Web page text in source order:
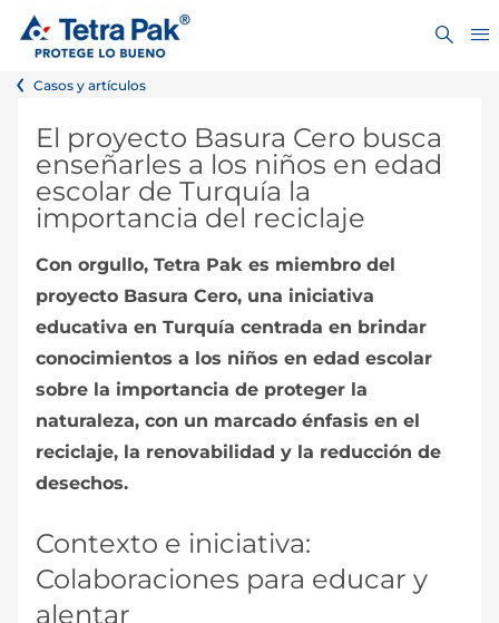
Casos y artículos
El proyecto Basura Cero busca
enseñarles a los niños en edad
escolar de Turquía la
importancia del reciclaje
Con orgullo, Tetra Pak es miembro del
proyecto Basura Cero, una iniciativa
educativa en Turquía centrada en brindar
conocimientos a los niños en edad escolar
sobre la importancia de proteger la
naturaleza, con un marcado énfasis en el
reciclaje, la renovabilidad y la reducción de
desechos.
Contexto e iniciativa:
Colaboraciones para educar y
alentar